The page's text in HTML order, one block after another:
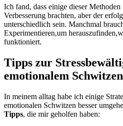
Ich fand, dass einige dieser Methoden
Verbesserung⁣ brachten, aber ⁣der⁢
unterschiedlich sein. Manchmal
Experimentieren,um⁤
funktioniert.
Tipps zur⁣
⁣emotionalem
In meinem ​alltag habe ⁢ich einige
emotionalen Schwitzen besser
⁣Tipps, ‍die mir geholfen haben: